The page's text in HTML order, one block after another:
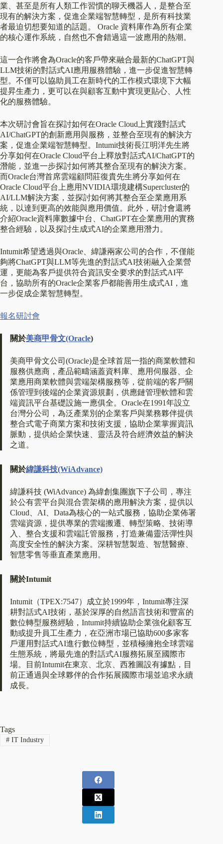
業、甚至是所有人類工作習慣的聊天機器人，是整合至
現有的解決方案，促進企業端智慧轉型，是所有科技業
者最迫切想要知道的話題。 Oracle 資料庫作為所有企業
的核心運作系統，自然也不會錯過這一波應用的熱潮。
這一合作將會為Oracle的客戶帶來融合最新的ChatGPT與
LLM技術的對話式AI應用服務體驗，進一步促進智慧轉
型。不僅可以協助員工在新時代的工作模式環境下大幅
提昇生產力，更可以在與顧客互動中實現更貼心、人性
化的服務體驗。
本次研討會旨在探討如何在Oracle Cloud上實踐對話式
AI/ChatGPT的創新應用與服務，並整合至現有的解決方
案，促進企業端智慧轉型。Intumit技術長江明洋先生將
分享如何在Oracle Cloud平台上釋放對話式AI/ChatGPT的
潛能，並進一步探討如何將其整合至現有的解決方案。
而Oracle台灣首席雲端顧問莊復貴先生將分享如何在
Oracle Cloud平台上應用NVIDIA環境建構Supercluster的
AI/LLM解決方案，並探討如何將其整合至企業應用系
統，以達到更高的效能與應用價值。此外，研討會還將
介紹Oracle資料庫數據中台、ChatGPT在企業應用的實務
整合經驗，以及探討生成式AI的企業應用潛力。
Intumit希望透過與Oracle、緯謙兩家公司的合作，不僅能
夠將ChatGPT與LLM等先進的對話式AI技術融入企業營
運，更能為客戶提供符合資訊安全要求的對話式AI平
台，協助所有的Oracle企業客戶都能善用生成式AI，進
一步促成企業智慧轉型。
報名研討會
關於美商甲骨文(Oracle)
美商甲骨文公司(Oracle)是全球首屈一指的商業軟體和
服務供應商，產品範疇涵蓋資料庫、應用伺服器、企
業應用商業軟體與雲端架構服務等，從前端的客戶關
係管理到後端的企業資源規劃，供應鏈管理軟體和雲
端資訊平台基礎設施一應俱全。Oracle在1991年設立
台灣分公司，為泛產業別的企業客戶與業務夥伴提供
整合式電子商業方案和技術支援，協助企業掌握資訊
脈動，提供給企業快速、靈活及符合經濟效益的解決
之道。
關於緯謙科技(WiAdvance)
緯謙科技 (WiAdvance) 為緯創集團旗下子公司，專注
於公有雲平台與混合雲架構的應用解決方案，提供以
Cloud、AI、Data為核心的一站式服務，協助企業佈署
雲端資源，提供專業的雲端搬遷、轉型策略、技術導
入、整合支援和雲端託管服務，打造兼備靈活彈性與
高度安全性的解決方案。深耕智慧製造、智慧醫療、
智慧零售等垂直產業應用。
關於Intumit
Intumit（TPEX:7547）成立於1999年，Intumit專注深
耕對話式AI技術，基於深厚的自然語言技術和豐富的
數位轉型服務經驗，Intumit持續協助企業強化顧客互
動或提升員工生產力，在亞洲市場已協助600多家客
戶運用對話式AI進行數位轉型，並積極擁抱全球雲端
生態系統，將最先進的對話式AI服務拓展至國際市
場。目前Intumit在東京、北京、西雅圖設有據點，目
前正通過與全球夥伴的合作拓展國際市場並追求永續
成長。
Tags
#IT Industry